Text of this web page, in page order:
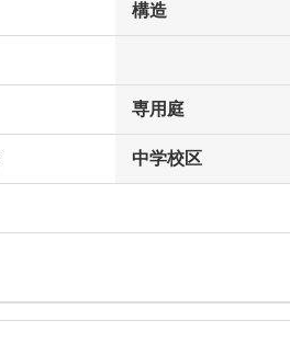
構造
専用庭
中学校区